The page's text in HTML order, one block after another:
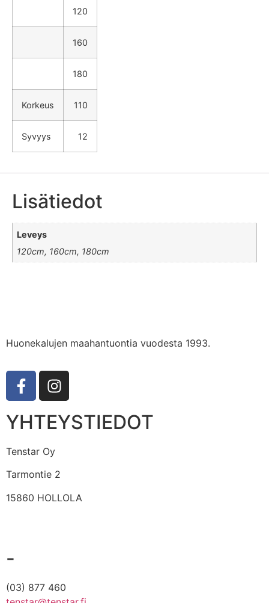
120
160
180
Korkeus 110
Syvyys 12
Lisätiedot
Leveys
120cm, 160cm, 180cm
Huonekalujen maahantuontia vuodesta 1993.
YHTEYSTIEDOT
Tenstar Oy
Tarmontie 2
15860 HOLLOLA
-
(03) 877 460